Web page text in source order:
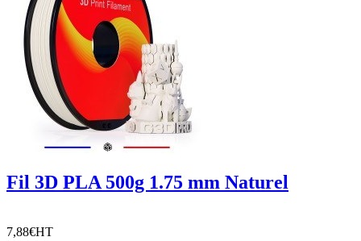
Fil 3D PLA 500g 1.75 mm Naturel
7,88€HT